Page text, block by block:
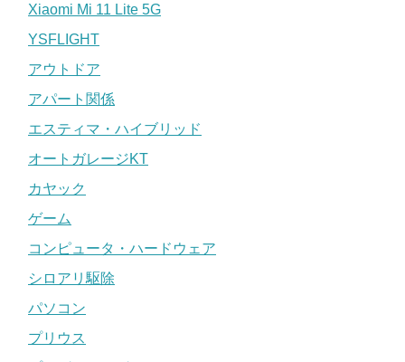
Xiaomi Mi 11 Lite 5G
YSFLIGHT
アウトドア
アパート関係
エスティマ・ハイブリッド
オートガレージKT
カヤック
ゲーム
コンピュータ・ハードウェア
シロアリ駆除
パソコン
プリウス